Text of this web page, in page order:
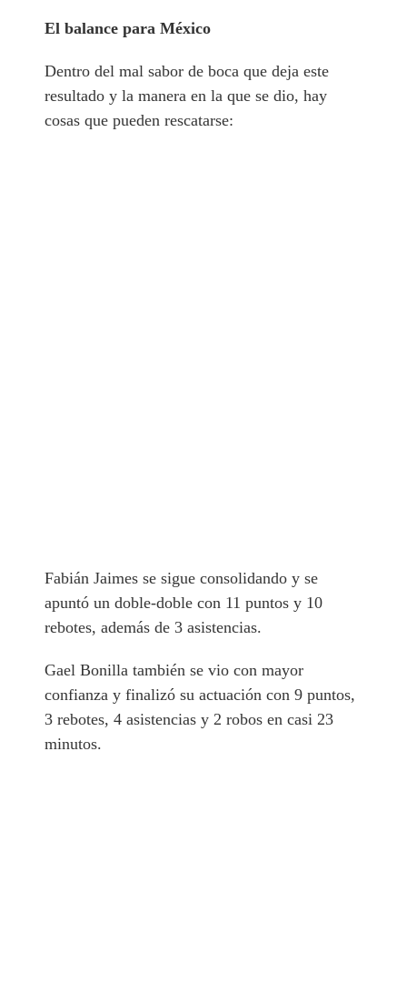
El balance para México
Dentro del mal sabor de boca que deja este
resultado y la manera en la que se dio, hay
cosas que pueden rescatarse:
Fabián Jaimes se sigue consolidando y se
apuntó un doble-doble con 11 puntos y 10
rebotes, además de 3 asistencias.
Gael Bonilla también se vio con mayor
confianza y finalizó su actuación con 9 puntos,
3 rebotes, 4 asistencias y 2 robos en casi 23
minutos.